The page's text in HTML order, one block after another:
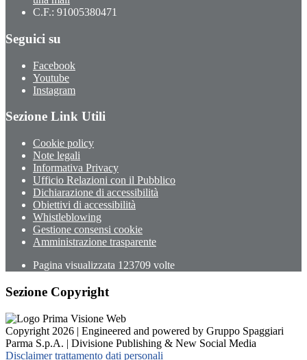
C.F.: 91005380471
Seguici su
Facebook
Youtube
Instagram
Sezione Link Utili
Cookie policy
Note legali
Informativa Privacy
Ufficio Relazioni con il Pubblico
Dichiarazione di accessibilità
Obiettivi di accessibilità
Whistleblowing
Gestione consensi cookie
Amministrazione trasparente
Pagina visualizzata 123709 volte
Sezione Copyright
Copyright 2026 | Engineered and powered by Gruppo Spaggiari
Parma S.p.A. | Divisione Publishing & New Social Media
Disclaimer trattamento dati personali